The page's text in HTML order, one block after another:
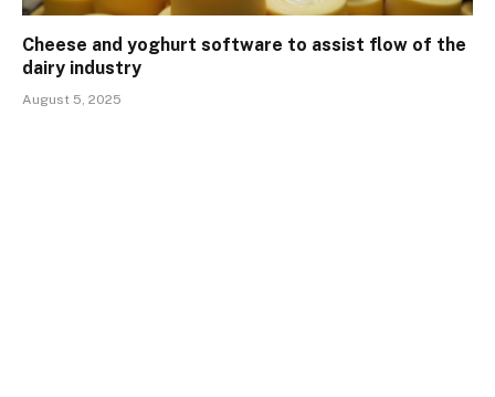
Cheese and yoghurt software to assist flow of the
dairy industry
August 5, 2025